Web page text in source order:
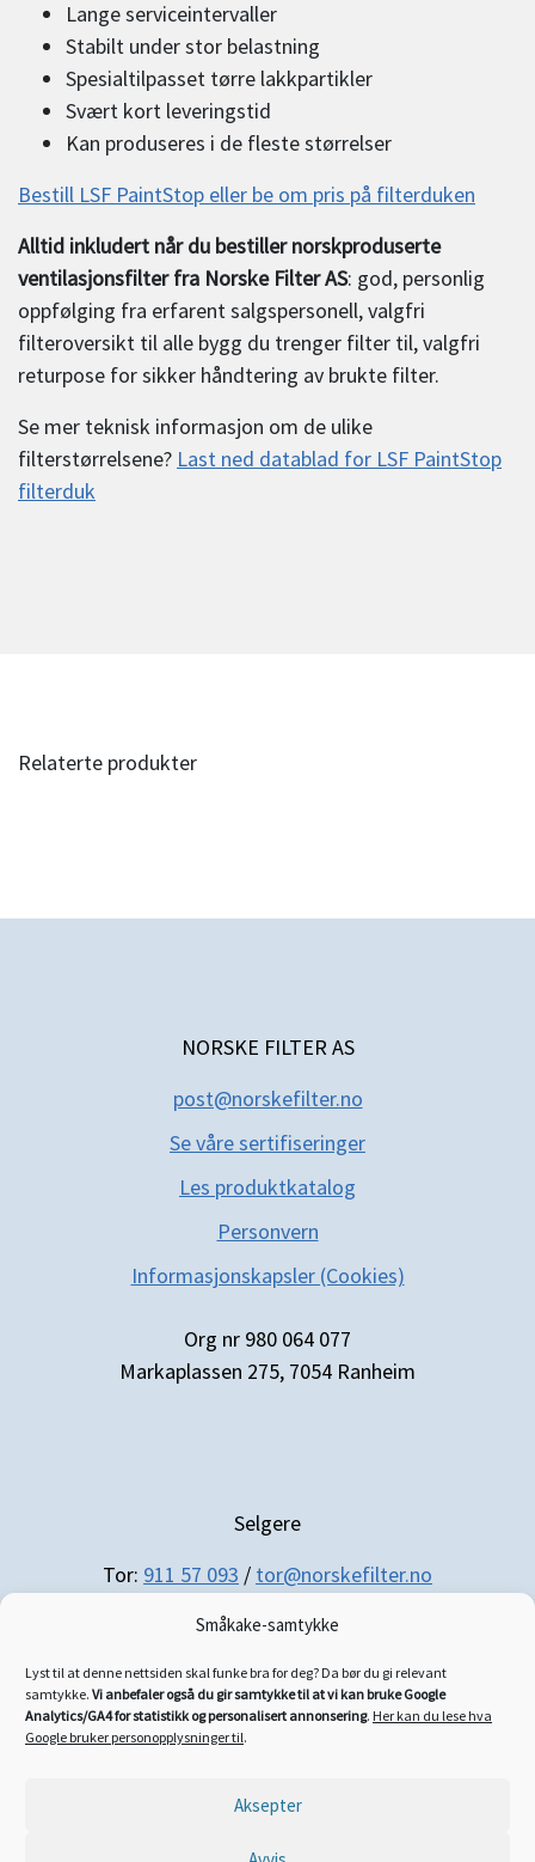
Småkake-samtykke
Lyst til at denne nettsiden skal funke bra for deg? Da bør du gi relevant
samtykke. Vi anbefaler også du gir samtykke til at vi kan bruke Google
Analytics/GA4 for statistikk og personalisert annonsering. Her kan du lese hva
Google bruker personopplysninger til.
Aksepter
Lange serviceintervaller
Stabilt under stor belastning
Spesialtilpasset tørre lakkpartikler
Svært kort leveringstid
Kan produseres i de fleste størrelser
Bestill LSF PaintStop eller be om pris på filterduken
Alltid inkludert når du bestiller norskproduserte
ventilasjonsfilter fra Norske Filter AS: god, personlig
oppfølging fra erfarent salgspersonell, valgfri
filteroversikt til alle bygg du trenger filter til, valgfri
returpose for sikker håndtering av brukte filter.
Se mer teknisk informasjon om de ulike
filterstørrelsene? Last ned datablad for LSF PaintStop
filterduk
Relaterte produkter
NORSKE FILTER AS
post@norskefilter.no
Se våre sertifiseringer
Les produktkatalog
Personvern
Informasjonskapsler (Cookies)
Org nr 980 064 077
Markaplassen 275, 7054 Ranheim
Selgere
Tor: 911 57 093 / tor@norskefilter.no
Regnskap/administrasjon